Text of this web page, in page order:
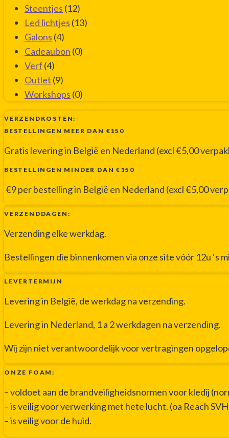
Steentjes (12)
Led lichtjes (13)
Galons (4)
Cadeaubon (0)
Verf (4)
Outlet (9)
Workshops (0)
VERZENDKOSTEN:
BESTELLINGEN MEER DAN €150
Gratis levering in België en Nederland (excl €5,00
BESTELLINGEN MINDER DAN €150
€9 per bestelling in België en Nederland (excl €5,00
VERZENDDAGEN:
Verzending elke werkdag.
Bestellingen die binnenkomen via onze site vóór 12u ‘s
LEVERTERMIJN
Levering in België, de werkdag na verzending.
Levering in Nederland, 1 a 2 werkdagen na verzending.
Wij zijn niet verantwoordelijk voor vertragingen
ONZE FOAM:
– voldoet aan de brandveiligheidsnormen voor kledij
– is veilig voor verwerking met hete lucht. (oa Reach
– is veilig voor de huid.